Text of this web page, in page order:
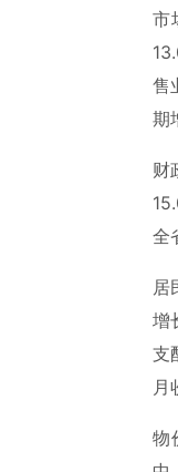
市
售
期
财
全
居
增
支
月
物